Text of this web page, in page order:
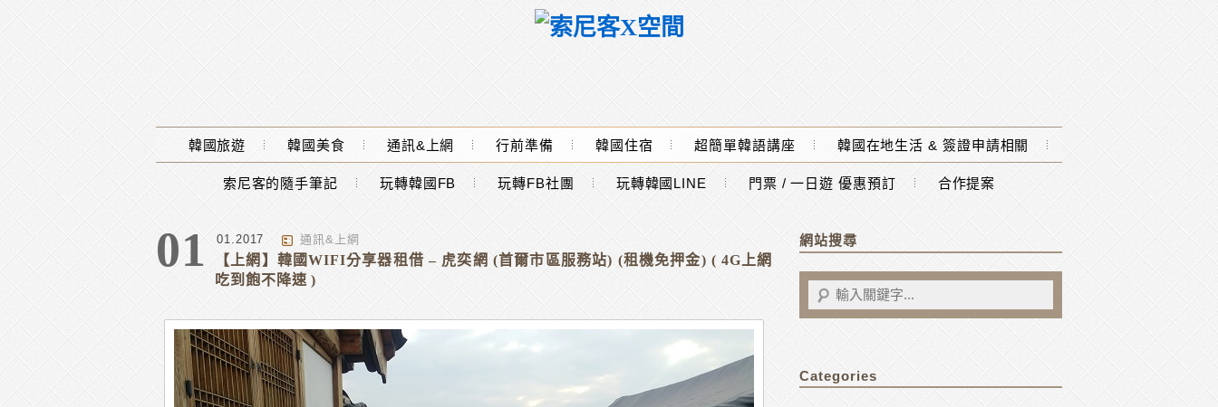
Main Menu
韓國旅遊 韓國美食 通訊&上網 行前準備 韓國住宿 超簡單韓語講座 韓國在地生活 & 簽證申請相關
索尼客的隨手筆記 玩轉韓國FB 玩轉FB社團 玩轉韓國LINE 門票 / 一日遊 優惠預訂 合作提案
01 01.2017 通訊&上網
【上網】韓國WIFI分享器租借 – 虎奕網 (首爾市區服務站) (租機免押金) ( 4G上網
吃到飽不降速 )
網站搜尋
Categories